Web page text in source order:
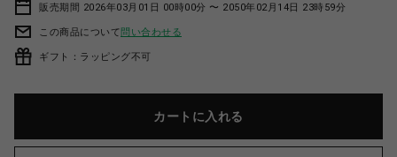
販売期間 2026年03月01日 00時00分 〜 2050年02月14日 23時59分
この商品について問い合わせる
ギフト：ラッピング不可
カートに入れる